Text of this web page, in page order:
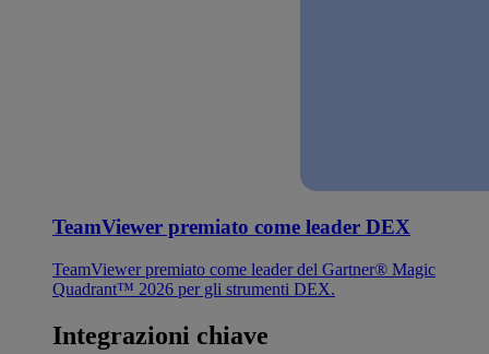
TeamViewer premiato come leader DEX
TeamViewer premiato come leader del Gartner® Magic
Quadrant™ 2026 per gli strumenti DEX.
Integrazioni chiave